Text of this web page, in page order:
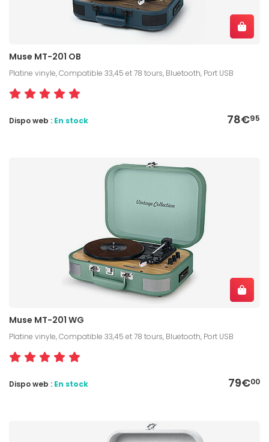
Muse MT-201 OB
Platine vinyle, Compatible 33,45 et 78 tours, Bluetooth, Port USB
78€95
Dispo web : En stock
Muse MT-201 WG
Platine vinyle, Compatible 33,45 et 78 tours, Bluetooth, Port USB
79€00
Dispo web : En stock